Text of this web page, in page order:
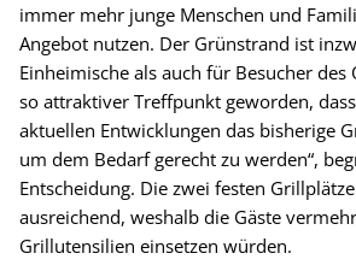
immer mehr junge Menschen und
Angebot nutzen. Der Grünstrand ist
Einheimische als auch für Besucher des
so attraktiver Treffpunkt geworden,
aktuellen Entwicklungen das bisherige
um dem Bedarf gerecht zu werden“,
Entscheidung. Die zwei festen
ausreichend, weshalb die Gäste
Grillutensilien einsetzen würden.